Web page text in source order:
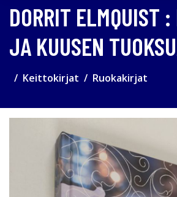
DORRIT ELMQUIST
JA KUUSEN
Keittokirjat Ruokakirjat